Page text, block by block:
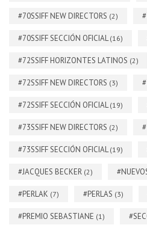
#70SSIFF NEW DIRECTORS (2)
#70SSIFF SECCIÓN OFICIAL(16)
#72SSIFF HORIZONTES LATINOS (2)
#72SSIFF NEW DIRECTORS (3)
#72SSIFF SECCIÓN OFICIAL(19)
#73SSIFF NEW DIRECTORS (2)
#73SSIFF SECCIÓN OFICIAL(19)
#JACQUES BECKER (2)
#PERLAK (7) #PERLAS (3)
#PREMIO SEBASTIANE (1)